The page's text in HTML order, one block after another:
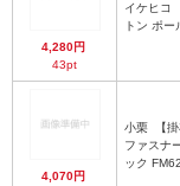
4,280円
43pt
イケヒコ
トン ポ
4,070円
小栗
ファスナ
ック